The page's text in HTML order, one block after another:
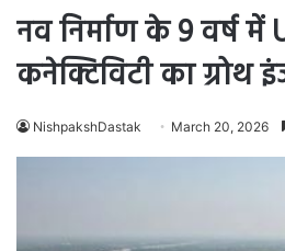
नव निर्माण के 9 वर्ष में
कनेक्टिविटी का ग्रोथ
NishpakshDastak March 20, 2026